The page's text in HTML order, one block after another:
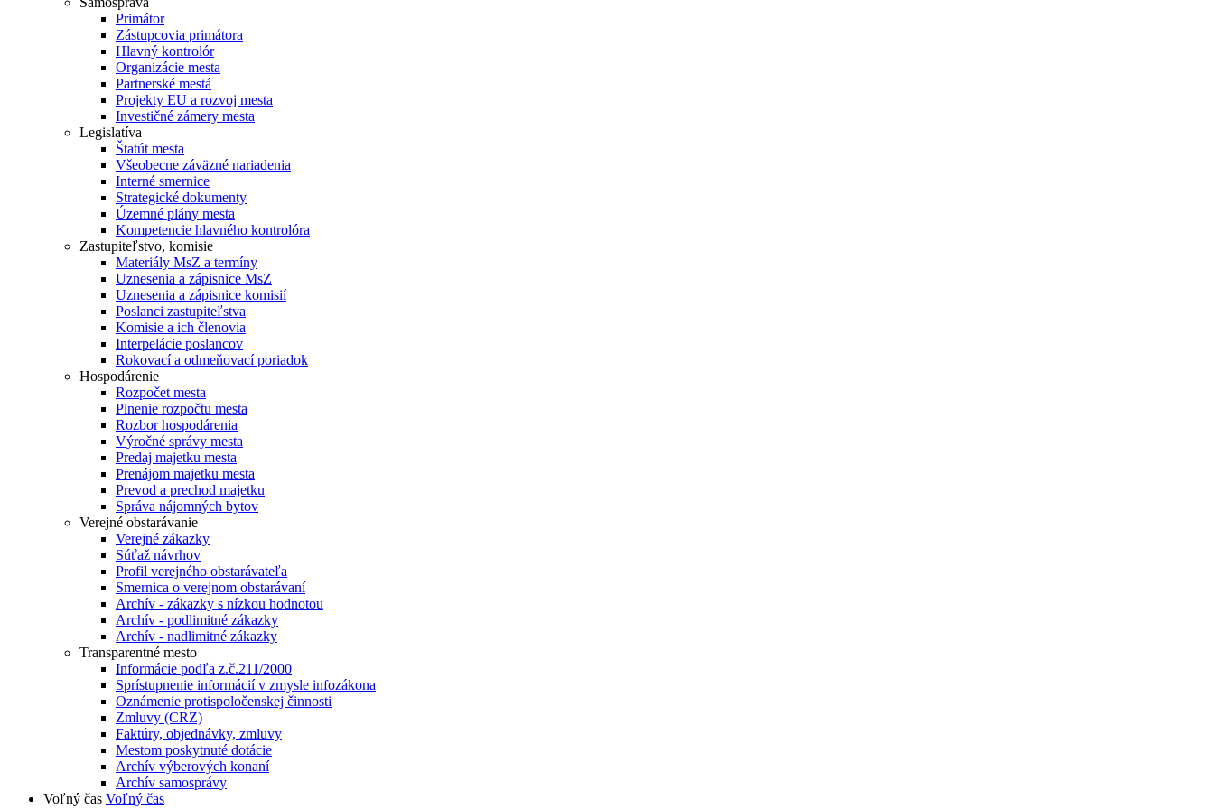
Primátor
Zástupcovia primátora
Hlavný kontrolór
Organizácie mesta
Partnerské mestá
Projekty EU a rozvoj mesta
Investičné zámery mesta
Legislatíva
Štatút mesta
Všeobecne záväzné nariadenia
Interné smernice
Strategické dokumenty
Územné plány mesta
Kompetencie hlavného kontrolóra
Zastupiteľstvo, komisie
Materiály MsZ a termíny
Uznesenia a zápisnice MsZ
Uznesenia a zápisnice komisií
Poslanci zastupiteľstva
Komisie a ich členovia
Interpelácie poslancov
Rokovací a odmeňovací poriadok
Hospodárenie
Rozpočet mesta
Plnenie rozpočtu mesta
Rozbor hospodárenia
Výročné správy mesta
Predaj majetku mesta
Prenájom majetku mesta
Prevod a prechod majetku
Správa nájomných bytov
Verejné obstarávanie
Verejné zákazky
Súťaž návrhov
Profil verejného obstarávateľa
Smernica o verejnom obstarávaní
Archív - zákazky s nízkou hodnotou
Archív - podlimitné zákazky
Archív - nadlimitné zákazky
Transparentné mesto
Informácie podľa z.č.211/2000
Sprístupnenie informácií v zmysle infozákona
Oznámenie protispoločenskej činnosti
Zmluvy (CRZ)
Faktúry, objednávky, zmluvy
Mestom poskytnuté dotácie
Archív výberových konaní
Archív samosprávy
Voľný čas Voľný čas